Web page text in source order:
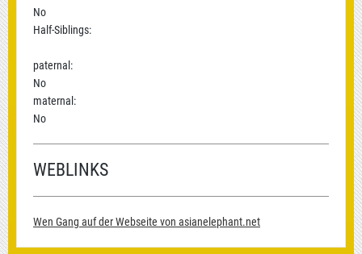
No
Half-Siblings:
paternal:
No
maternal:
No
WEBLINKS
Wen Gang auf der Webseite von asianelephant.net